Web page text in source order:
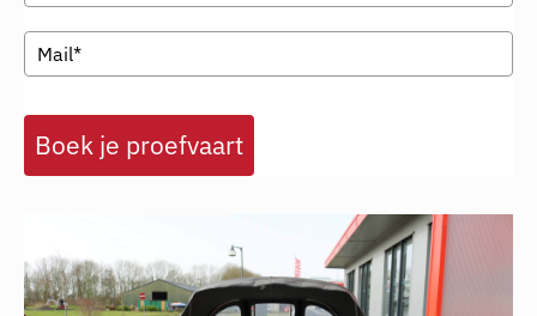
Boek je proefvaart